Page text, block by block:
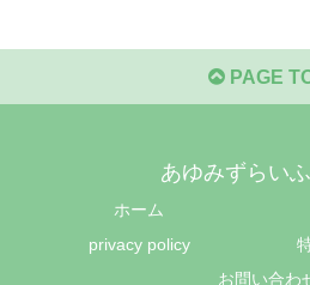
PAGE
あゆみずらい
ホーム
privacy policy
お問い合わ